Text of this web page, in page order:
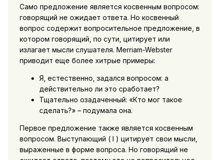
Само предложение является косвенным вопросом:
говорящий не ожидает ответа. Но косвенный
вопрос содержит вопросительное предложение, в
котором говорящий, по сути, цитирует или
излагает мысли слушателя. Merriam-Webster
приводит еще более хитрые примеры:
Я, естественно, задался вопросом: а
действительно ли это сработает?
Тщательно озадаченный: «Кто мог такое
сделать?» – подумала она.
Первое предложение также является косвенным
вопросом. Выступающий ( I ) цитирует свои мысли,
выраженные в форме вопроса. Но говорящий не